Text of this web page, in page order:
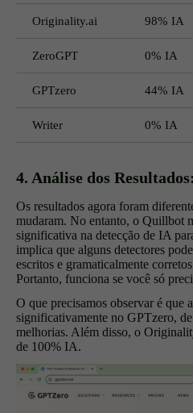
Originality.ai 98% IA
ZeroGPT 0% IA
GPTzero 44% IA
Writer 0% IA
4. Análise dos Resultados:
Os resultados agora foram
mudaram. No entanto, o Quillbot
significativa na detecção de IA
implica que alguns detectores
escritos e gramaticalmente
Portanto, funciona se você só
O que precisamos observar é que
significativamente no GPTzero,
melhorias. Além disso, o
de 100% IA.